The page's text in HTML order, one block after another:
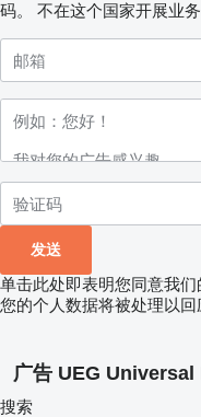
码。
不在这个国家开展业务
单击此处即表明您同意我们
您的个人数据将被处理以回
广告 UEG
搜索